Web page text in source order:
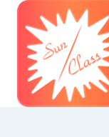
Skip
content